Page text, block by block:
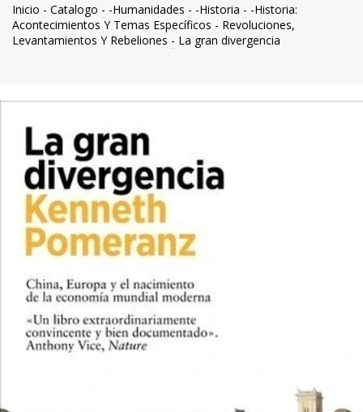
Inicio - Catalogo - -Humanidades - -Historia - -Historia:
Acontecimientos Y Temas Específicos - Revoluciones,
Levantamientos Y Rebeliones - La gran divergencia